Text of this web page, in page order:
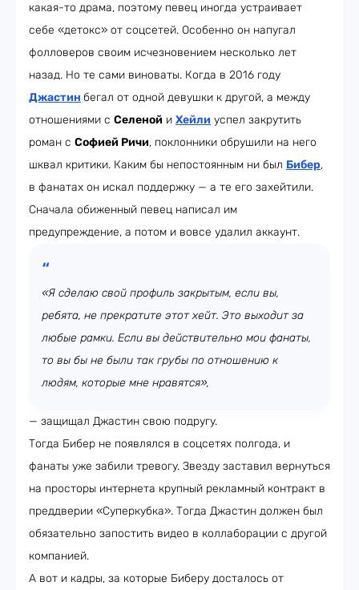
какая-то драма, поэтому певец иногда устраивает
себе «детокс» от соцсетей. Особенно он напугал
фолловеров своим исчезновением несколько лет
назад. Но те сами виноваты. Когда в 2016 году
Джастин бегал от одной девушки к другой, а между
отношениями с Селеной и Хейли успел закрутить
роман с Софией Ричи, поклонники обрушили на него
шквал критики. Каким бы непостоянным ни был Бибер,
в фанатах он искал поддержку — а те его захейтили.
Сначала обиженный певец написал им
предупреждение, а потом и вовсе удалил аккаунт.
«Я сделаю свой профиль закрытым, если вы,
ребята, не прекратите этот хейт. Это выходит за
любые рамки. Если вы действительно мои фанаты,
то вы бы не были так грубы по отношению к
людям, которые мне нравятся»,
— защищал Джастин свою подругу.
Тогда Бибер не появлялся в соцсетях полгода, и
фанаты уже забили тревогу. Звезду заставил вернуться
на просторы интернета крупный рекламный контракт в
преддверии «Суперкубка». Тогда Джастин должен был
обязательно запостить видео в коллаборации с другой
компанией.
А вот и кадры, за которые Биберу досталось от